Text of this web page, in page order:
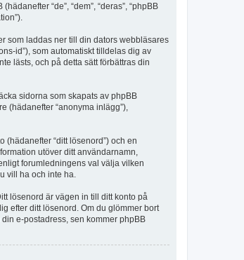
“de”, “dem”, “deras”, “phpBB
som laddas ner till din dators webbläsares
id”), som automatiskt tilldelas dig av
lästs, och på detta sätt förbättras din
sidorna som skapats av phpBB
(hädanefter “anonyma inlägg”),
“ditt lösenord”) och en
utöver ditt användarnamn,
forumledningens val välja vilken
vill ha och inte ha.
lösenord är vägen in till ditt konto på
efter ditt lösenord. Om du glömmer bort
e-postadress, sen kommer phpBB